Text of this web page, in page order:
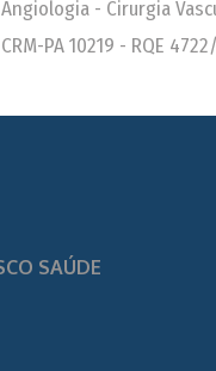
Angiologia - Cirurgia
CRM-PA 10219 - RQE